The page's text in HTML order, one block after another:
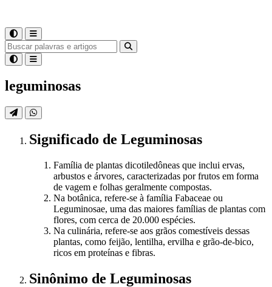
leguminosas
Significado de Leguminosas
Família de plantas dicotiledôneas que inclui ervas,
arbustos e árvores, caracterizadas por frutos em forma
de vagem e folhas geralmente compostas.
Na botânica, refere-se à família Fabaceae ou
Leguminosae, uma das maiores famílias de plantas com
flores, com cerca de 20.000 espécies.
Na culinária, refere-se aos grãos comestíveis dessas
plantas, como feijão, lentilha, ervilha e grão-de-bico,
ricos em proteínas e fibras.
Sinônimo de Leguminosas